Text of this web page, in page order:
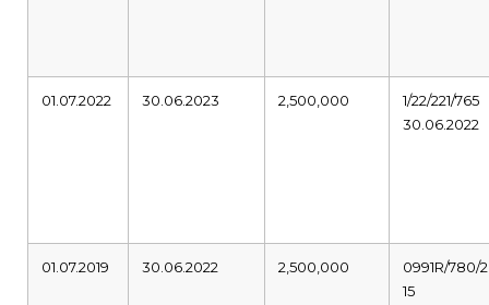
01.07.2022 30.06.2023 2,500,000
1/22/221/765
30.06.2022
01.07.2019 30.06.2022 2,500,000
0991R/780/
15